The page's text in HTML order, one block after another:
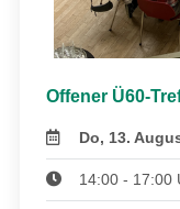
Offener Ü60-
Do, 13.
14:00 - 17:00